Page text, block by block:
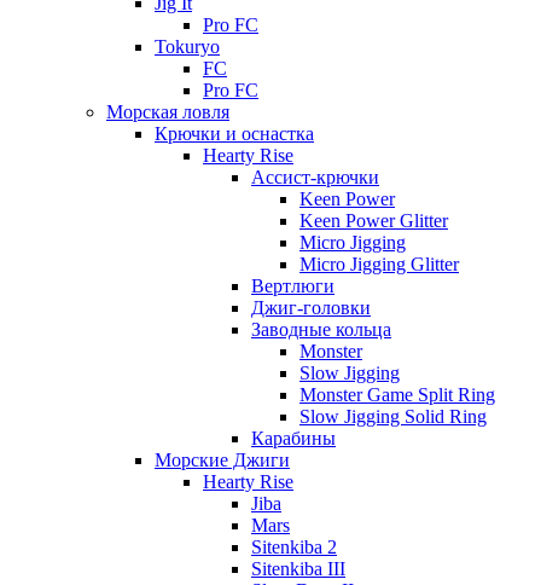
Pro FC
Tokuryo
FC
Pro FC
Морская ловля
Крючки и оснастка
Hearty Rise
Ассист-крючки
Keen Power
Keen Power Glitter
Micro Jigging
Micro Jigging Glitter
Вертлюги
Джиг-головки
Заводные кольца
Monster
Slow Jigging
Monster Game Split Ring
Slow Jigging Solid Ring
Карабины
Морские Джиги
Hearty Rise
Jiba
Mars
Sitenkiba 2
Sitenkiba III